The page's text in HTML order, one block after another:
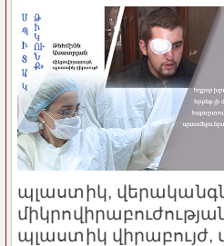
պլաստիկ,
պլաստիկ վիրաբույժ,